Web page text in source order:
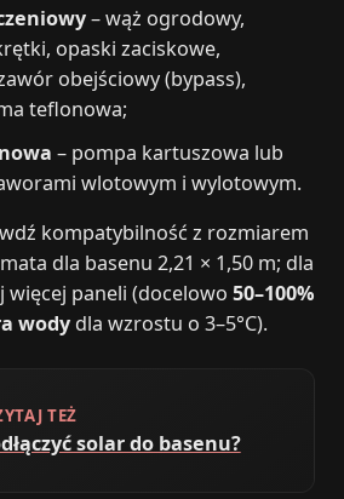
– wąż ogrodowy,
opaski zaciskowe,
obejściowy (bypass),
teflonowa;
– pompa kartuszowa lub
wlotowym i wylotowym.
kompatybilność z rozmiarem
dla basenu 2,21 × 1,50 m; dla
więcej paneli (docelowo 50–100%
wody dla wzrostu o 3–5°C).
TEŻ
solar do basenu?